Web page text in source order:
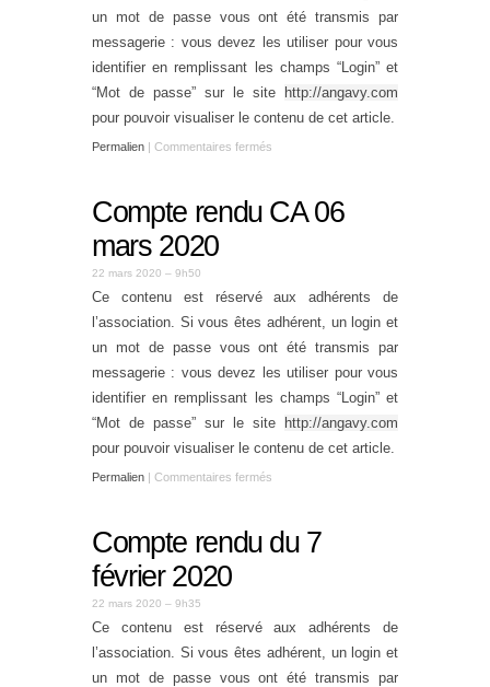
un mot de passe vous ont été transmis par
messagerie : vous devez les utiliser pour vous
identifier en remplissant les champs “Login” et
“Mot de passe” sur le site
http://angavy.com
pour pouvoir visualiser le contenu de cet article.
Permalien | Commentaires fermés
Compte rendu CA 06
mars 2020
22 mars 2020 – 9h50
Ce contenu est réservé aux adhérents de
l’association. Si vous êtes adhérent, un login et
un mot de passe vous ont été transmis par
messagerie : vous devez les utiliser pour vous
identifier en remplissant les champs “Login” et
“Mot de passe” sur le site
http://angavy.com
pour pouvoir visualiser le contenu de cet article.
Permalien | Commentaires fermés
Compte rendu du 7
février 2020
22 mars 2020 – 9h35
Ce contenu est réservé aux adhérents de
l’association. Si vous êtes adhérent, un login et
un mot de passe vous ont été transmis par